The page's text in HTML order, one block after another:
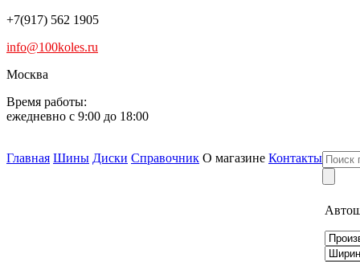
+7(917) 562 1905
info@100koles.ru
Москва
Время работы:
ежедневно с 9:00 до 18:00
Главная Шины Диски Справочник О магазине Контакты